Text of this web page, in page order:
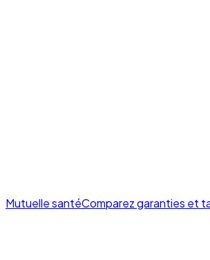
Mutuelle santéComparez garanties et